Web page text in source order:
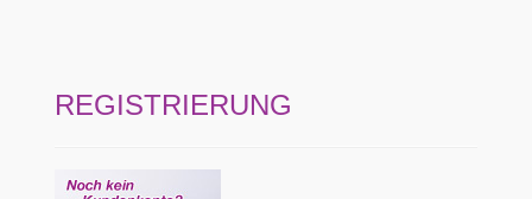
REGISTRIERUNG